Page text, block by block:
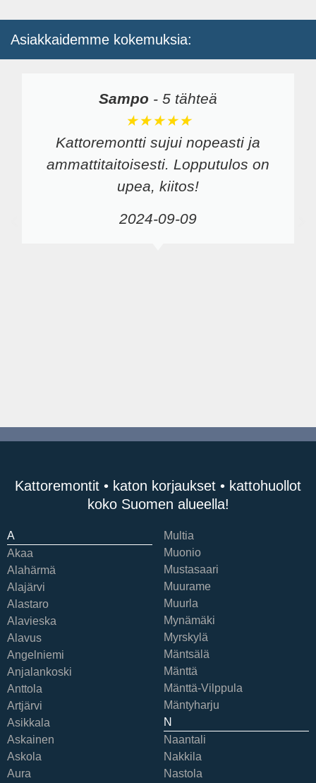
Asiakkaidemme kokemuksia:
Sampo - 5 tähteä
★★★★★
Kattoremontti sujui nopeasti ja
ammattitaitoisesti. Lopputulos on
upea, kiitos!
2024-09-09
Kattoremontit • katon korjaukset • kattohuollot
koko Suomen alueella!
A
Akaa
Alahärmä
Alajärvi
Alastaro
Alavieska
Alavus
Angelniemi
Anjalankoski
Anttola
Artjärvi
Asikkala
Askainen
Askola
Aura
Multia
Muonio
Mustasaari
Muurame
Muurla
Mynämäki
Myrskylä
Mäntsälä
Mänttä
Mänttä-Vilppula
Mäntyharju
N
Naantali
Nakkila
Nastola